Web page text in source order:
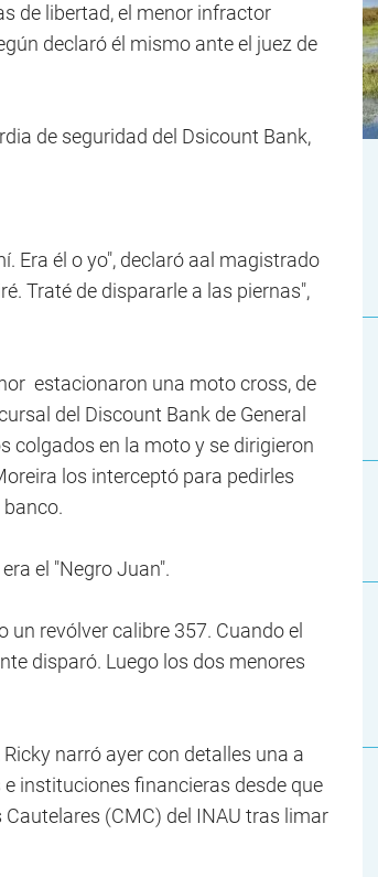
de libertad, el menor infractor
declaró él mismo ante el juez de
de seguridad del Dsicount Bank,
Era él o yo", declaró aal magistrado
Traté de dispararle a las piernas",
estacionaron una moto cross, de
del Discount Bank de General
colgados en la moto y se dirigieron
los interceptó para pedirles
el "Negro Juan".
revólver calibre 357. Cuando el
disparó. Luego los dos menores
narró ayer con detalles una a
instituciones financieras desde que
(CMC) del INAU tras limar